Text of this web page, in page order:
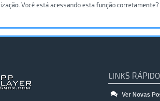
Você está acessando esta função
LINKS
Ver Novas